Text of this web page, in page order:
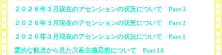
２０２６年３月現在のアセンションの状況について Part 3
２０２６年３月現在のアセンションの状況について Part 2
２０２６年３月現在のアセンションの状況について Part 1
霊的な観点から見た共産主義思想について Part 14